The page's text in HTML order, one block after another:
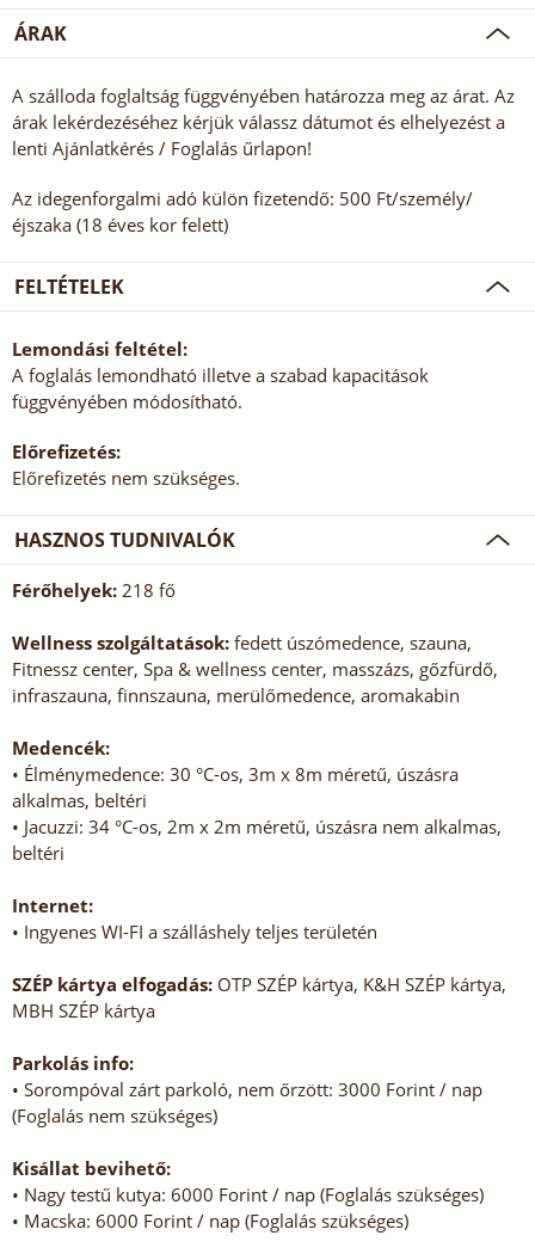
ÁRAK
A szálloda foglaltság függvényében határozza meg az árat. Az
árak lekérdezéséhez kérjük válassz dátumot és elhelyezést a
lenti Ajánlatkérés / Foglalás űrlapon!
Az idegenforgalmi adó külön fizetendő: 500 Ft/személy/
éjszaka (18 éves kor felett)
FELTÉTELEK
Lemondási feltétel:
A foglalás lemondható illetve a szabad kapacitások
függvényében módosítható.
Előrefizetés:
Előrefizetés nem szükséges.
HASZNOS TUDNIVALÓK
Férőhelyek: 218 fő
Wellness szolgáltatások: fedett úszómedence, szauna,
Fitnessz center, Spa & wellness center, masszázs, gőzfürdő,
infraszauna, finnszauna, merülőmedence, aromakabin
Medencék:
• Élménymedence: 30 °C-os, 3m x 8m méretű, úszásra
alkalmas, beltéri
• Jacuzzi: 34 °C-os, 2m x 2m méretű, úszásra nem alkalmas,
beltéri
Internet:
• Ingyenes WI-FI a szálláshely teljes területén
SZÉP kártya elfogadás: OTP SZÉP kártya, K&H SZÉP kártya,
MBH SZÉP kártya
Parkolás info:
• Sorompóval zárt parkoló, nem őrzött: 3000 Forint / nap
(Foglalás nem szükséges)
Kisállat bevihető:
• Nagy testű kutya: 6000 Forint / nap (Foglalás szükséges)
• Macska: 6000 Forint / nap (Foglalás szükséges)